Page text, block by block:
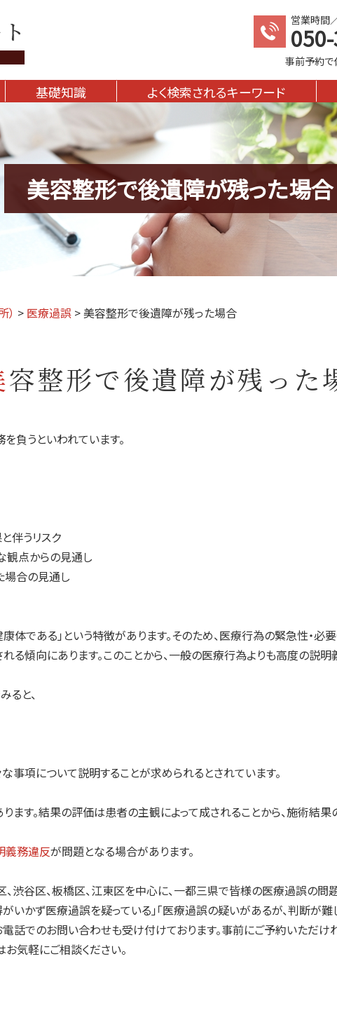
美容整形で後遺障が残った場合
営業時間
事前予約で
基礎知識 よく検索されるキーワード
> 医療過誤 >美容整形で後遺障が残った場合
美容整形で後遺障が残った
負うといわれています。
伴うリスク
観点からの見通し
場合の見通し
体である」という特徴があります。そのため、医療行為の緊急性・
る傾向にあります。このことから、一般の医療行為よりも高度の説
ると、
項について説明することが求められるとされています。
ます。結果の評価は患者の主観によって成されることから、施術結
義務違反が問題となる場合があります。
渋谷区、板橋区、江東区を中心に、一都三県で皆様の医療過誤の問
いかず医療過誤を疑っている」「医療過誤の疑いがあるが、判断が
話でのお問い合わせも受け付けております。事前にご予約いただけ
気軽にご相談ください。